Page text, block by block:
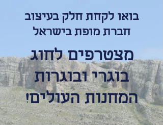
בואו לקחת חלק בעיצוב
חברת מופת בישראל
מצטרפים לחוג
בוגרי ובוגרות
המחנות העולים!